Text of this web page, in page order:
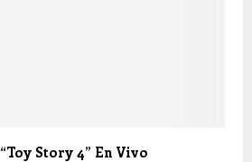
Story 4” En Vivo